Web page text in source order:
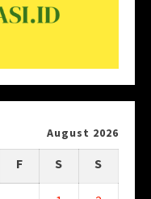
August 2026
F S S